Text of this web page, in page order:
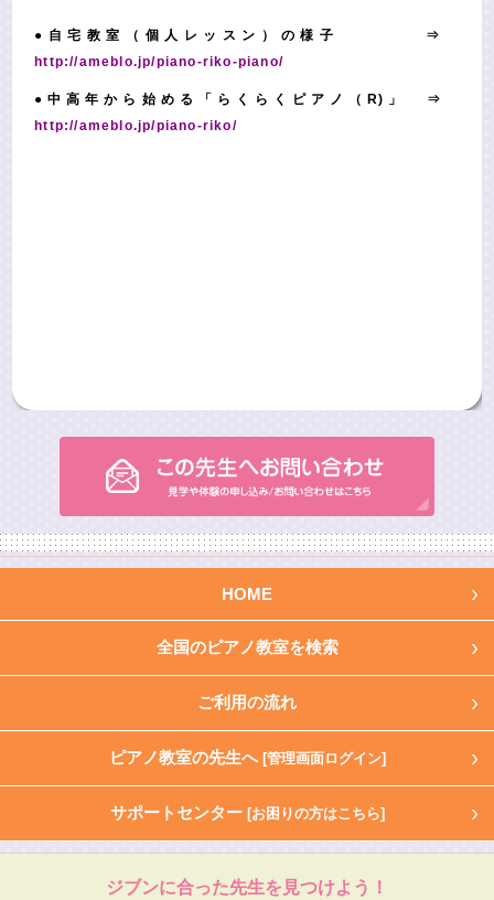
●自宅教室（個人レッスン）の様子 ⇒
http://ameblo.jp/piano-riko-piano/
●中高年から始める「らくらくピアノ（R)」
⇒
http://ameblo.jp/piano-riko/
HOME
全国のピアノ教室を検索
ご利用の流れ
ピアノ教室の先生へ [管理画面ログイン]
サポートセンター [お困りの方はこちら]
ジブンに合った先生を見つけよう！